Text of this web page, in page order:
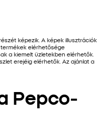
képezik. A képek illusztrációk
elérhetősége
a kiemelt üzletekben elérhetők.
erejéig elérhetők. Az ajánlat a
Pepco-